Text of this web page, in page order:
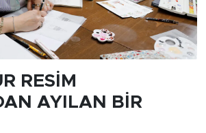
RESİM
AYILAN BİR